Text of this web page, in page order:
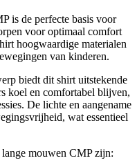
is de perfecte basis voor
voor optimaal comfort
hoogwaardige materialen
van kinderen.
biedt dit shirt uitstekende
koel en comfortabel blijven,
De lichte en aangename
wat essentieel
mouwen CMP zijn: